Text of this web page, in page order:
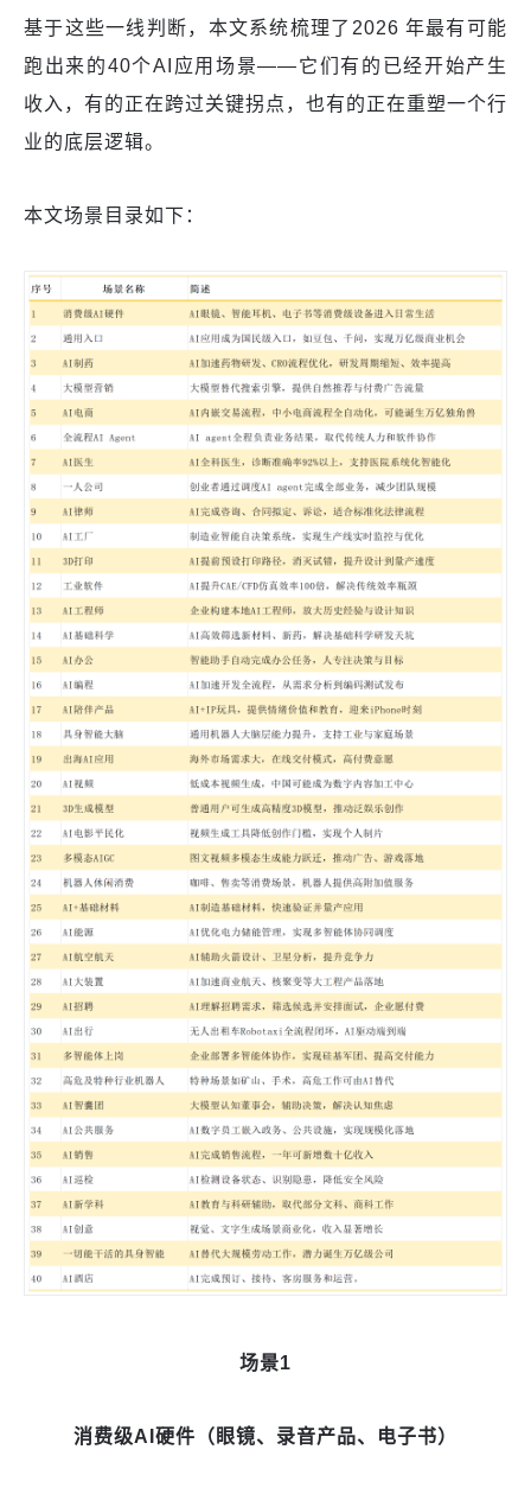
基于这些一线判断，本文系统梳理了2026 年最有可能
跑出来的40个AI应用场景——它们有的已经开始产生
收入，有的正在跨过关键拐点，也有的正在重塑一个行
业的底层逻辑。
本文场景目录如下：
场景1
消费级AI硬件（眼镜、录音产品、电子书）